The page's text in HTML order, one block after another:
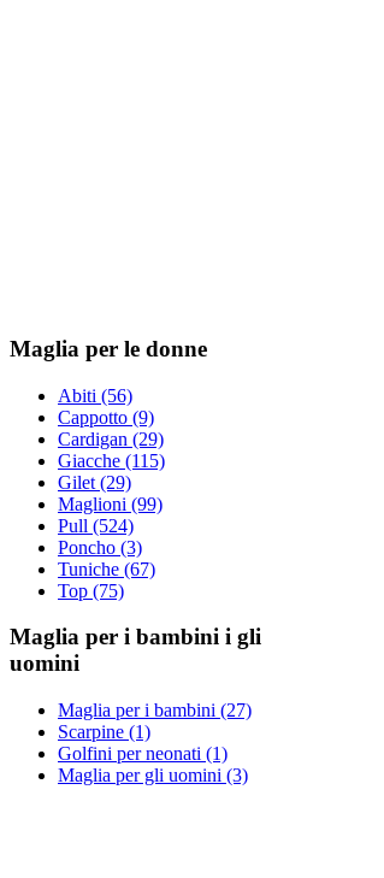
Maglia per le donne
Abiti (56)
Cappotto (9)
Cardigan (29)
Giacche (115)
Gilet (29)
Maglioni (99)
Pull (524)
Poncho (3)
Tuniche (67)
Top (75)
Maglia per i bambini i gli
uomini
Maglia per i bambini (27)
Scarpine (1)
Golfini per neonati (1)
Maglia per gli uomini (3)